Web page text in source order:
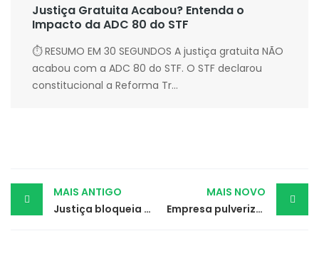
Justiça Gratuita Acabou? Entenda o
Impacto da ADC 80 do STF
⏱ RESUMO EM 30 SEGUNDOS A justiça gratuita NÃO
acabou com a ADC 80 do STF. O STF declarou
constitucional a Reforma Tr...
Post
navigation
MAIS ANTIGO
Justiça bloqueia valores para garantir tratamento de autismo
MAIS NOVO
Empresa pulveriza produtos anticovid em trabalhadores